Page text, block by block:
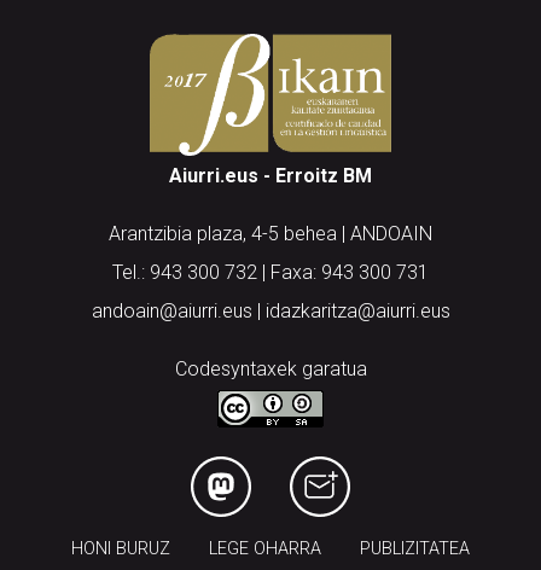
Aiurri.eus - Erroitz BM
Arantzibia plaza, 4-5 behea | ANDOAIN
Tel.: 943 300 732 | Faxa: 943 300 731
andoain@aiurri.eus | idazkaritza@aiurri.eus
Codesyntaxek garatua
HONI BURUZ LEGE OHARRA PUBLIZITATEA